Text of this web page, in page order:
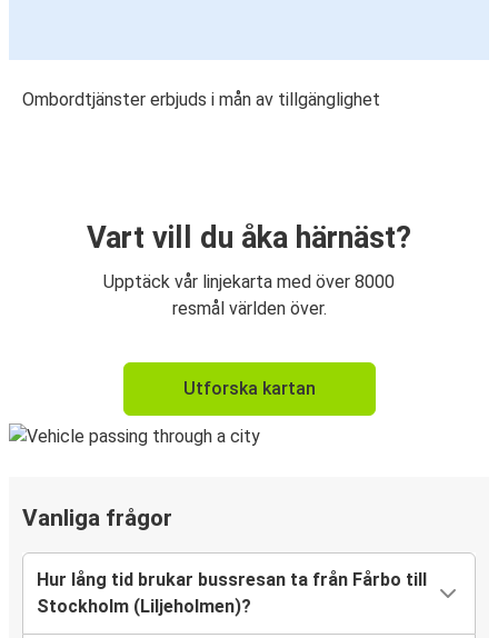
Ombordtjänster erbjuds i mån av tillgänglighet
Vart vill du åka härnäst?
Upptäck vår linjekarta med över 8000
resmål världen över.
Utforska kartan
Vanliga frågor
Hur lång tid brukar bussresan ta från Fårbo till
Stockholm (Liljeholmen)?